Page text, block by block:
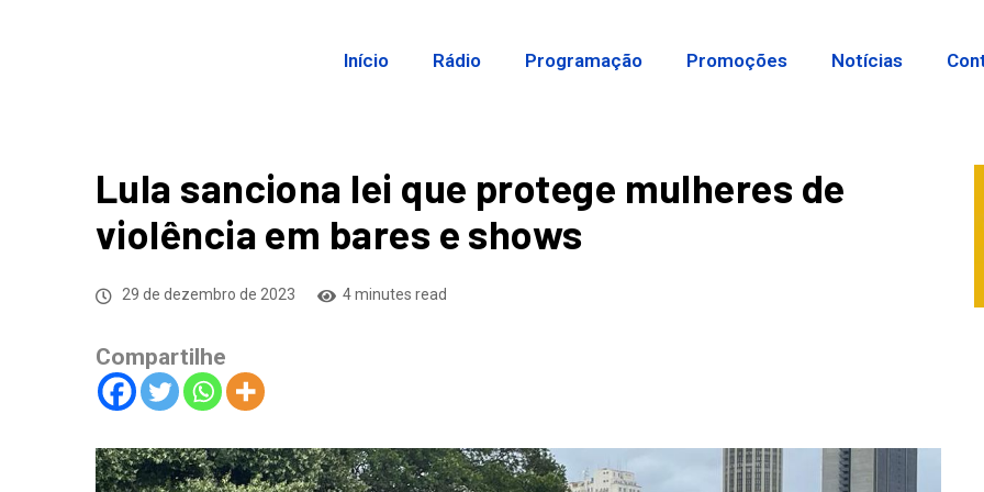
Início Rádio Programação Promoções Notícias
Lula sanciona lei que protege mulheres de
violência em bares e shows
29 de dezembro de 2023 4 minutes read
Compartilhe